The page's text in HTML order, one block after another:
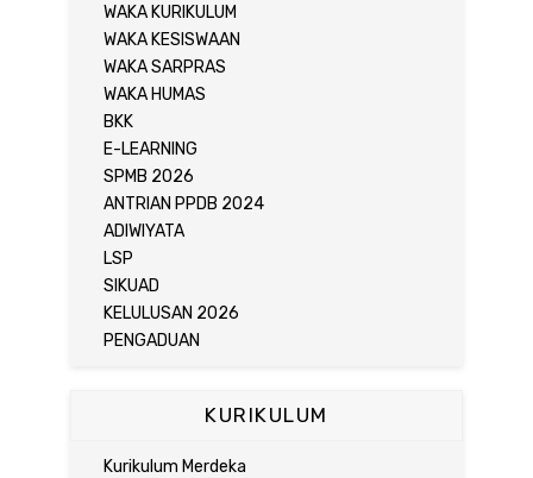
WAKA KURIKULUM
WAKA KESISWAAN
WAKA SARPRAS
WAKA HUMAS
BKK
E-LEARNING
SPMB 2026
ANTRIAN PPDB 2024
ADIWIYATA
LSP
SIKUAD
KELULUSAN 2026
PENGADUAN
KURIKULUM
Kurikulum Merdeka